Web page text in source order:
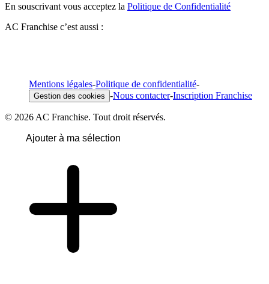
En souscrivant vous acceptez la Politique de Confidentialité
AC Franchise c’est aussi :
Mentions légales-Politique de confidentialité-
Gestion des cookies -Nous contacter-Inscription Franchise
© 2026 AC Franchise. Tout droit réservés.
Ajouter à ma sélection